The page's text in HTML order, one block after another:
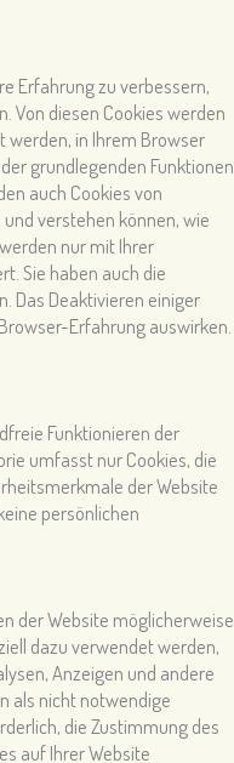
Erfahrung zu verbessern,
Von diesen Cookies werden
werden, in Ihrem Browser
grundlegenden Funktionen
auch Cookies von
verstehen können, wie
nur mit Ihrer
Sie haben auch die
Das Deaktivieren einiger
Erfahrung auswirken.
Funktionieren der
umfasst nur Cookies, die
der Website
persönlichen
der Website möglicherweise
dazu verwendet werden,
Anzeigen und andere
als nicht notwendige
die Zustimmung des
auf Ihrer Website